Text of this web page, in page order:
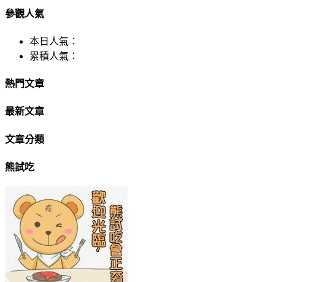
參觀人氣
本日人氣：
累積人氣：
熱門文章
最新文章
文章分類
熊試吃